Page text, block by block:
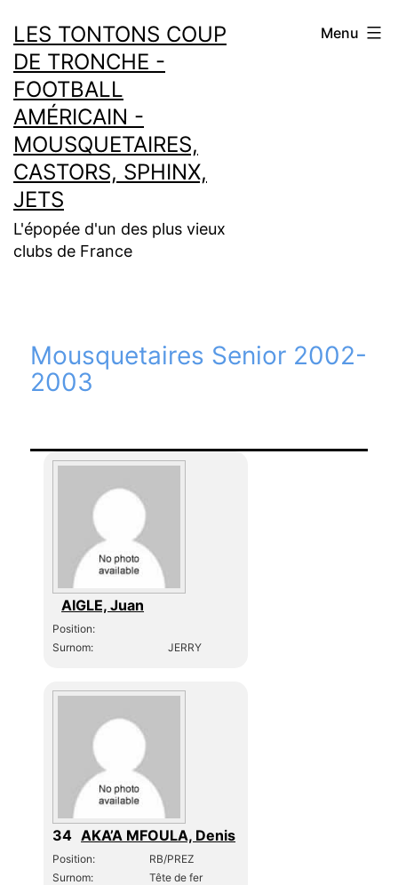
au
contenu
LES TONTONS COUP
DE TRONCHE -
FOOTBALL
AMÉRICAIN -
MOUSQUETAIRES,
CASTORS, SPHINX,
JETS
L'épopée d'un des plus vieux
clubs de France
Menu
Mousquetaires Senior 2002-
2003
AIGLE, Juan
Position:
Surnom:
JERRY
34 AKA’A MFOULA, Denis
Position:
RB/PREZ
Surnom:
Tête de fer